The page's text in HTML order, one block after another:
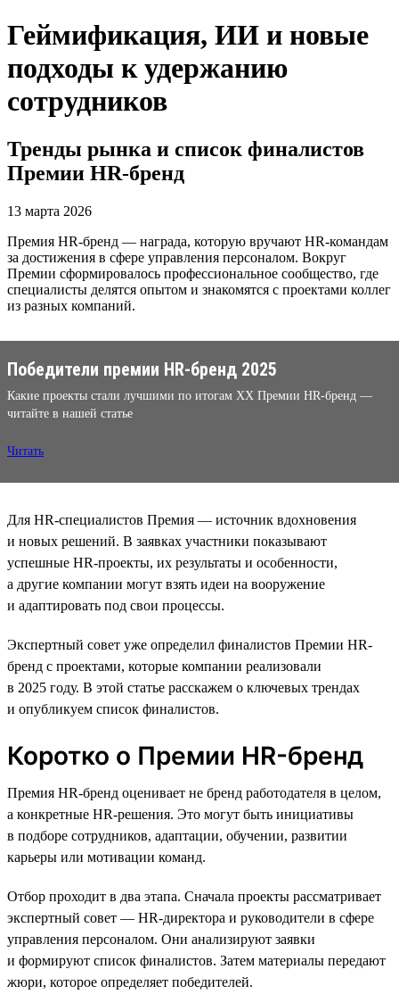
Геймификация, ИИ и новые
подходы к удержанию
сотрудников
Тренды рынка и список финалистов
Премии HR-бренд
13 марта 2026
Премия HR-бренд — награда, которую вручают HR-командам
за достижения в сфере управления персоналом. Вокруг
Премии сформировалось профессиональное сообщество, где
специалисты делятся опытом и знакомятся с проектами коллег
из разных компаний.
Победители премии HR-бренд 2025
Какие проекты стали лучшими по итогам XX Премии HR-бренд —
читайте в нашей статье
Читать
Для HR-специалистов Премия — источник вдохновения
и новых решений. В заявках участники показывают
успешные HR-проекты, их результаты и особенности,
а другие компании могут взять идеи на вооружение
и адаптировать под свои процессы.
Экспертный совет уже определил финалистов Премии HR-
бренд с проектами, которые компании реализовали
в 2025 году. В этой статье расскажем о ключевых трендах
и опубликуем список финалистов.
Коротко о Премии HR-бренд
Премия HR-бренд оценивает не бренд работодателя в целом,
а конкретные HR-решения. Это могут быть инициативы
в подборе сотрудников, адаптации, обучении, развитии
карьеры или мотивации команд.
Отбор проходит в два этапа. Сначала проекты рассматривает
экспертный совет — HR-директора и руководители в сфере
управления персоналом. Они анализируют заявки
и формируют список финалистов. Затем материалы передают
жюри, которое определяет победителей.